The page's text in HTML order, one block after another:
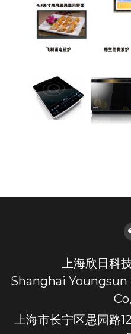
功率器件
输入输出
集成电路
通讯芯片
人机互交界面
方案设计
洗衣机
卫浴
联系我们
上海欣日科
Shanghai
上海市长宁区愚园路